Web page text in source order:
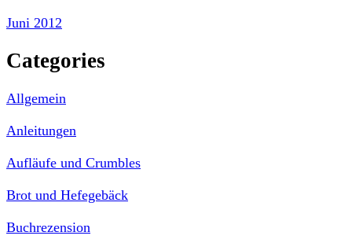
Juni 2012
Categories
Allgemein
Anleitungen
Aufläufe und Crumbles
Brot und Hefegebäck
Buchrezension